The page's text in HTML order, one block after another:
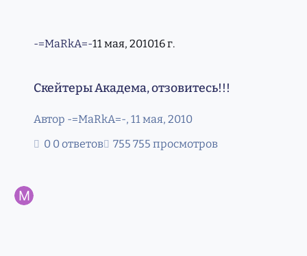
-=MaRkA=-11 мая, 201016 г.
Скейтеры Академа, отзовитесь!!!
Автор -=MaRkA=-, 11 мая, 2010
0 ответов
755 просмотров